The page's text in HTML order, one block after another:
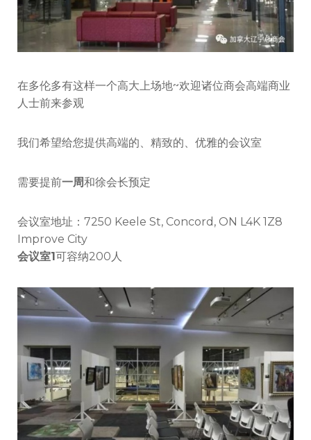
以
免
使
中
小
室！
在多伦多有这样一个高大上场地~欢迎诸位商会高端商业
人士前来参观
我们希望给您提供高端的、精致的、优雅的会议室
需要提前一周和徐会长预定
会议室地址：7250 Keele St, Concord, ON L4K 1Z8
Improve City
会议室1可容纳200人